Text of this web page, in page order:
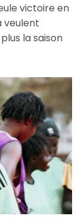
victoire en
veulent
la saison